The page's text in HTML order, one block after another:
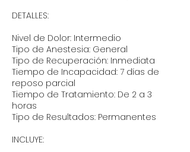
DETALLES:
Nivel de Dolor: Intermedio
Tipo de Anestesia: General
Tipo de Recuperación: Inmediata
Tiempo de Incapacidad: 7 días de
reposo parcial
Tiempo de Tratamiento: De 2 a 3
horas
Tipo de Resultados: Permanentes
INCLUYE: